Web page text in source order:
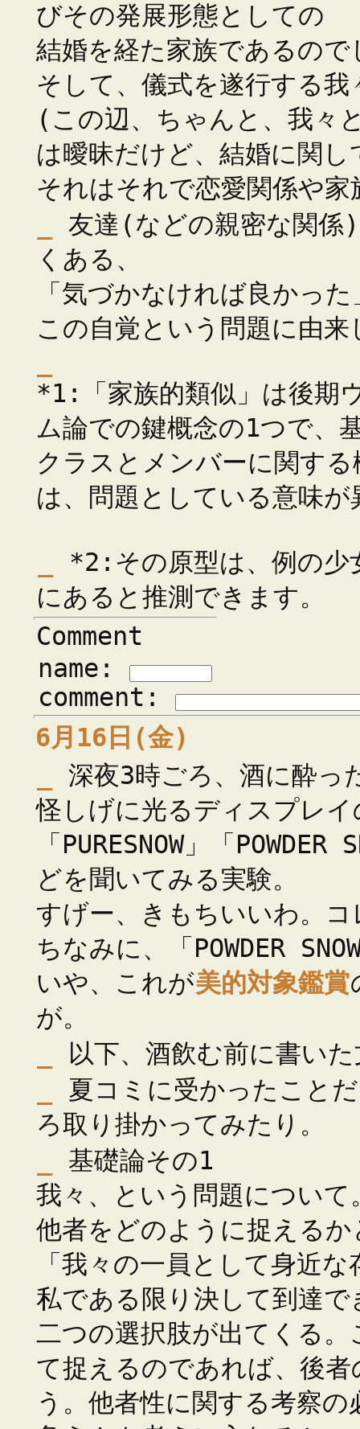
びその発展形態としての
結婚を経た家族であるの
そして、儀式を遂行する
(この辺、ちゃんと、我々
は曖昧だけど、結婚に関
それはそれで恋愛関係や
友達(などの親密な関係
くある、
「気づかなければ良かっ
この自覚という問題に由
*1:「家族的類似」は後期
ム論での鍵概念の1つで、
クラスとメンバーに関す
は、問題としている意味が
*2:その原型は、例の少
にあると推測できます。
Comment
name:
comment:
6月16日(金)
深夜3時ごろ、酒に酔っ
怪しげに光るディスプレイ
「PURESNOW」「
どを聞いてみる実験。
すげー、きもちいいわ。コ
ちなみに、「POWDER
いや、これが美的対象鑑賞
が。
以下、酒飲む前に書い
夏コミに受かったこと
ろ取り掛かってみたり。
基礎論その1
我々、という問題について
他者をどのように捉える
「我々の一員として身近
私である限り決して到達
二つの選択肢が出てくる
て捉えるのであれば、後
う。他者性に関する考察